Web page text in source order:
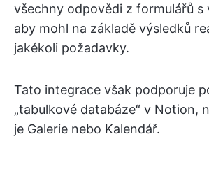
všechny odpovědi z formulářů s
aby mohl na základě výsledků
jakékoli požadavky.
Tato integrace však podporuje
„tabulkové databáze“ v Notion,
je Galerie nebo Kalendář.